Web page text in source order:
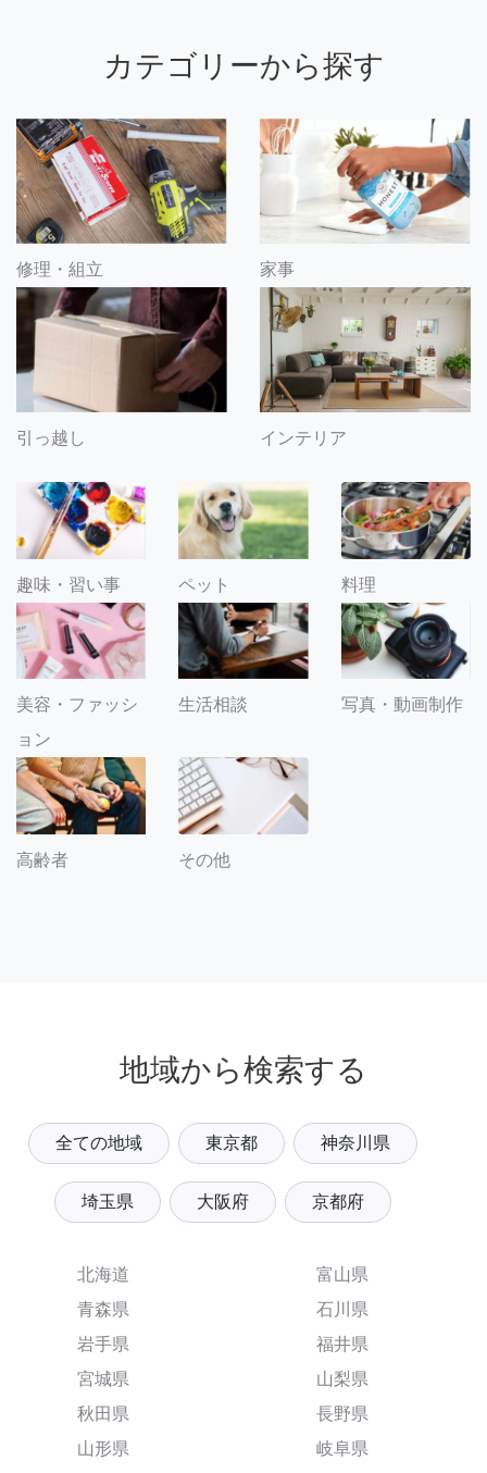
カテゴリーから探す
修理・組立 家事
引っ越し インテリア
趣味・習い事 ペット 料理
美容・ファッシ
ョン
生活相談 写真・動画制作
高齢者 その他
地域から検索する
全ての地域 東京都 神奈川県
埼玉県 大阪府 京都府
北海道
青森県
岩手県
宮城県
秋田県
山形県
富山県
石川県
福井県
山梨県
長野県
岐阜県